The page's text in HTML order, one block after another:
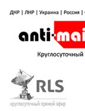
содержимому
на Украине
гражданской войне
ЛНР и других регионах.